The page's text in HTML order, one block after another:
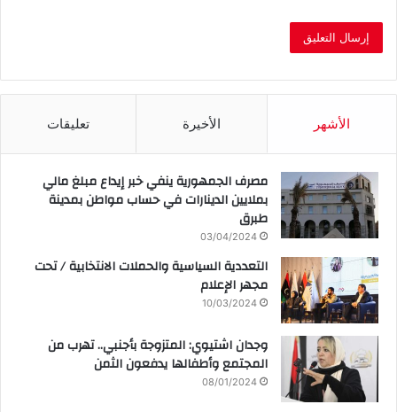
الأشهر الأخيرة تعليقات
مصرف الجمهورية ينفي خبر إيداع مبلغ مالي
بملايين الدينارات في حساب مواطن بمدينة
طبرق
03/04/2024
التعددية السياسية والحملات الانتخابية / تحت
مجهر الإعلام
10/03/2024
وجدان اشتيوي: المتزوجة بأجنبي.. تهرب من
المجتمع وأطفالها يدفعون الثمن
08/01/2024